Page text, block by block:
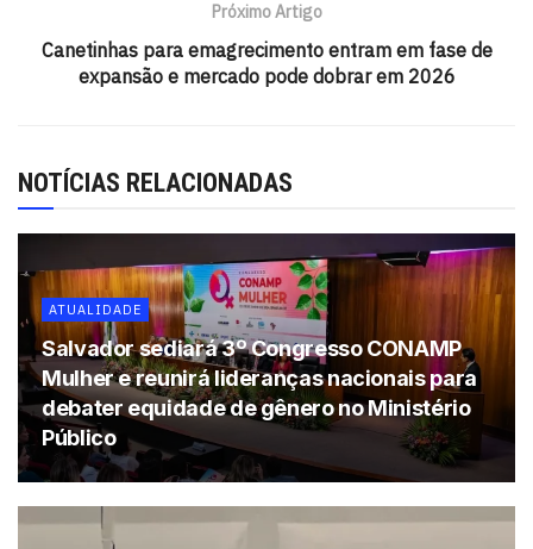
Dados mais recentes doIBGE indicam que esse número
caiu para aproximadamente 760 mil pessoas em 2025, o
que representa uma redução de 60% em relação a 2023.
cozinhas comunitárias e solidárias, para a assistência
com cestas básicas, para o acesso à água e para a
inclusão produtiva. A agricultura familiar é de suma
importância nessa agenda de combate à fome”, destacou
Tiago Pereira. Segundo ele, trata-se de um conjunto de
ações estratégicas que fortalecem o sistema de
segurança alimentar em todo o território baiano.
Em 2025, foram implantadas 150 cozinhas comunitárias
em 95 municípios, por meio do edital
Comida no Prato .
Cerca de 120 organizações da sociedade civil atuaram
alimentação a aproximadamente 30 mil pessoas até
Próximo Artigo
Canetinhas para emagrecimento entram em fase de
expansão e mercado pode dobrar em 2026
NOTÍCIAS RELACIONADAS
ATUALIDADE
Salvador sediará 3º Congresso CONAMP
Mulher e reunirá lideranças nacionais para
debater equidade de gênero no Ministério
Público